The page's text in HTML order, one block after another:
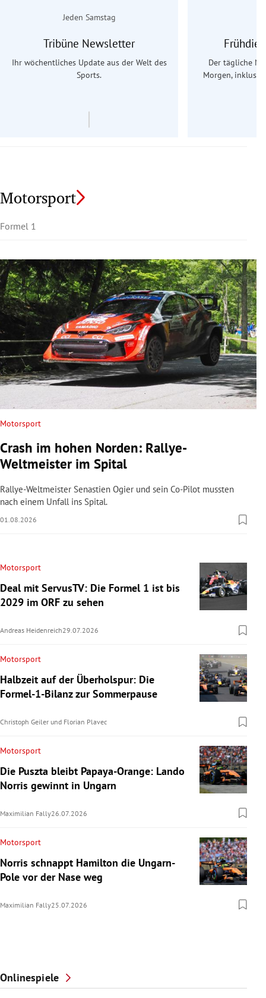
Jeden Samstag
Tribüne Newsletter
Ihr wöchentliches Update aus der Welt des
Sports.
Der tägliche
Morgen,
Motorsport
Formel 1
Motorsport
Crash im hohen Norden: Rallye-
Weltmeister im Spital
Rallye-Weltmeister Senastien Ogier und sein Co-Pilot mussten
nach einem Unfall ins Spital.
01.08.2026
Motorsport
Deal mit ServusTV: Die Formel 1 ist bis
2029 im ORF zu sehen
Andreas Heidenreich29.07.2026
Motorsport
Halbzeit auf der Überholspur: Die
Formel-1-Bilanz zur Sommerpause
Christoph Geiler und Florian Plavec
Motorsport
Die Puszta bleibt Papaya-Orange: Lando
Norris gewinnt in Ungarn
Maximilian Fally26.07.2026
Motorsport
Norris schnappt Hamilton die Ungarn-
Pole vor der Nase weg
Maximilian Fally25.07.2026
Onlinespiele